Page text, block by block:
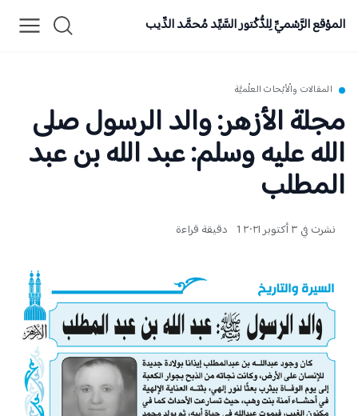
الموْقع الرَّسْميِّ لِلدُّكْتور السَّيِّد مُحمَّد الدِّيب
المقالات والْأبْحاث العلْميَّة
مجلة الأزهر: والد الرسول صلى
الله عليه وسلم: عبد الله بن عبد
المطلب
نشرت في ٣ أكتوبر ٢٠٢١ 1 دقيقة قراءة